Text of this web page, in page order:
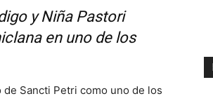
y Niña Pastori
en uno de los
de Sancti Petri como uno de los